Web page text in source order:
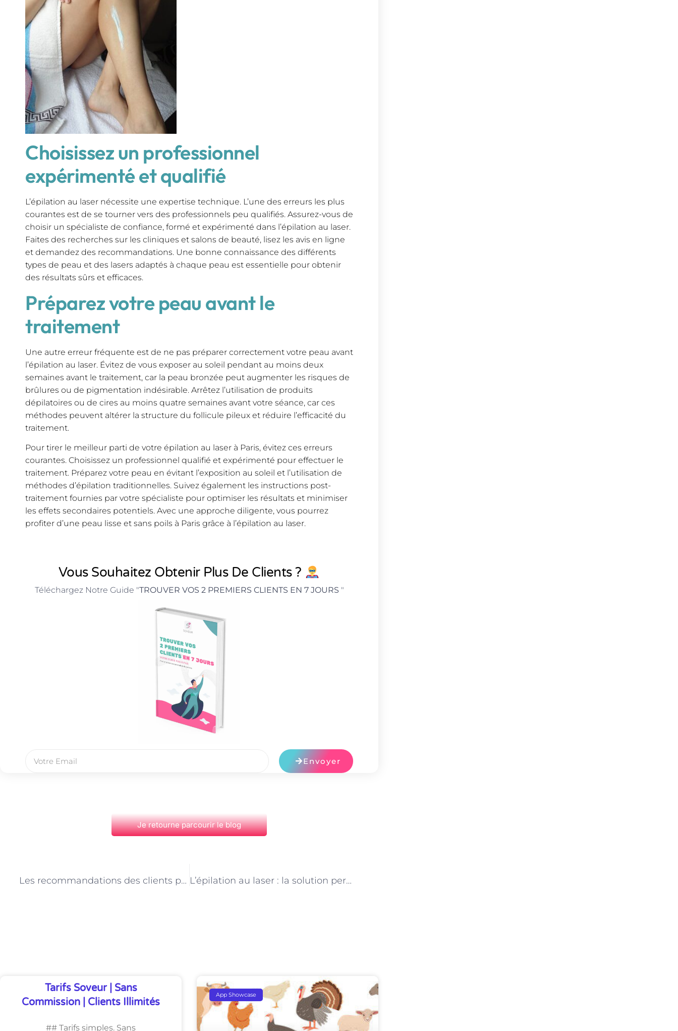
Choisissez un professionnel
expérimenté et qualifié
L’épilation au laser nécessite une expertise technique. L’une des erreurs les plus
courantes est de se tourner vers des professionnels peu qualifiés. Assurez-vous de
choisir un spécialiste de confiance, formé et expérimenté dans l’épilation au laser.
Faites des recherches sur les cliniques et salons de beauté, lisez les avis en ligne
et demandez des recommandations. Une bonne connaissance des différents
types de peau et des lasers adaptés à chaque peau est essentielle pour obtenir
des résultats sûrs et efficaces.
Préparez votre peau avant le
traitement
Une autre erreur fréquente est de ne pas préparer correctement votre peau avant
l’épilation au laser. Évitez de vous exposer au soleil pendant au moins deux
semaines avant le traitement, car la peau bronzée peut augmenter les risques de
brûlures ou de pigmentation indésirable. Arrêtez l’utilisation de produits
dépilatoires ou de cires au moins quatre semaines avant votre séance, car ces
méthodes peuvent altérer la structure du follicule pileux et réduire l’efficacité du
traitement.
Pour tirer le meilleur parti de votre épilation au laser à Paris, évitez ces erreurs
courantes. Choisissez un professionnel qualifié et expérimenté pour effectuer le
traitement. Préparez votre peau en évitant l’exposition au soleil et l’utilisation de
méthodes d’épilation traditionnelles. Suivez également les instructions post-
traitement fournies par votre spécialiste pour optimiser les résultats et minimiser
les effets secondaires potentiels. Avec une approche diligente, vous pourrez
profiter d’une peau lisse et sans poils à Paris grâce à l’épilation au laser.
Vous Souhaitez Obtenir Plus De Clients ?
Téléchargez Notre Guide "TROUVER VOS 2 PREMIERS CLIENTS EN 7 JOURS "
Envoyer
Je retourne parcourir le blog
Les recommandations des clients pour les centres d’épilation au laser à Paris L’épilation au laser : la solution permanente à Paris
Tarifs Soveur | Sans
Commission | Clients Illimités
## Tarifs simples. Sans
App Showcase